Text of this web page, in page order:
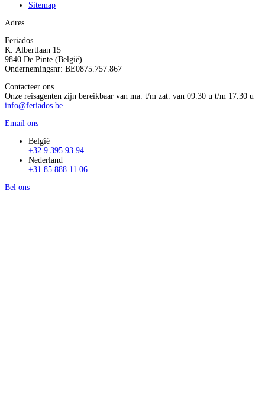
Sitemap
Adres
Feriados
K. Albertlaan 15
9840 De Pinte (België)
Ondernemingsnr: BE0875.757.867
Contacteer ons
Onze reisagenten zijn bereikbaar van ma. t/m zat. van 09.30 u t/m 17.30 u
info@feriados.be
Email ons
België
+32 9 395 93 94
Nederland
+31 85 888 11 06
Bel ons